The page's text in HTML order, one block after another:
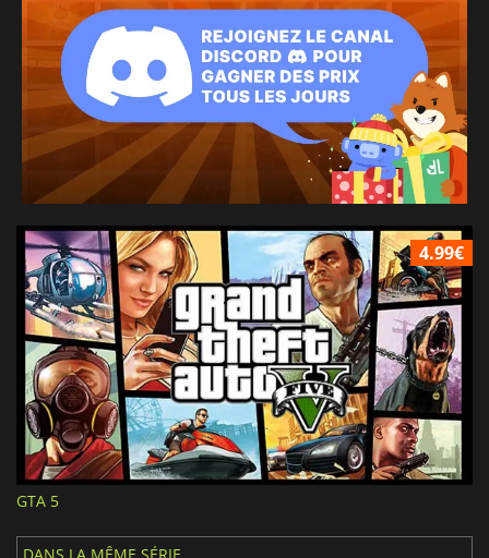
4.99€
GTA 5